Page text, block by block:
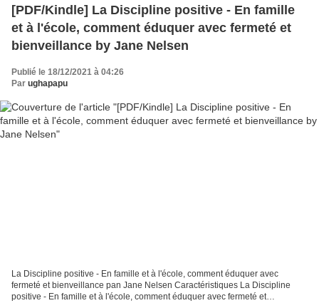
[PDF/Kindle] La Discipline positive - En famille
et à l'école, comment éduquer avec fermeté et
bienveillance by Jane Nelsen
Publié le 18/12/2021 à 04:26
Par ughapapu
La Discipline positive - En famille et à l'école, comment éduquer avec
fermeté et bienveillance pan Jane Nelsen Caractéristiques La Discipline
positive - En famille et à l'école, comment éduquer avec fermeté et